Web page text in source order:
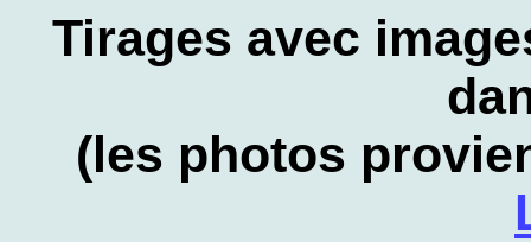
Tirages avec
(les photos